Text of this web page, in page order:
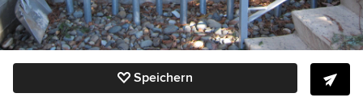
Speichern